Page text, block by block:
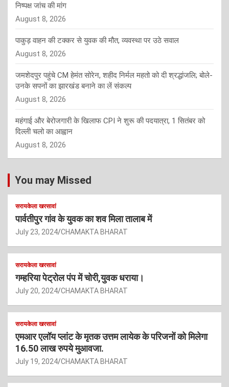
निष्पक्ष जांच की मांग
August 8, 2026
पाकुड़ वाहन की टक्कर से युवक की मौत, व्यवस्था पर उठे सवाल
August 8, 2026
जमशेदपुर पहुंचे CM हेमंत सोरेन, शहीद निर्मल महतो को दी श्रद्धांजलि; बोले-
उनके सपनों का झारखंड बनाने का लें संकल्प
August 8, 2026
महंगाई और बेरोजगारी के खिलाफ CPI ने शुरू की पदयात्रा, 1 सितंबर को
दिल्ली चलो का आह्वान
August 8, 2026
You may Missed
सरायकेला खरसावां
पार्वतीपुर गांव के युवक का शव मिला तालाब में
July 23, 2024 CHAMAKTA BHARAT
सरायकेला खरसावां
गम्हरिया पेट्रोल पंप में चोरी,युवक धराया।
July 20, 2024 CHAMAKTA BHARAT
सरायकेला खरसावां
एमआर एलॉय प्लांट के मृतक उत्तम लायेक के परिजनों को मिलेगा
16.50 लाख रुपये मुआवजा.
July 19, 2024 CHAMAKTA BHARAT